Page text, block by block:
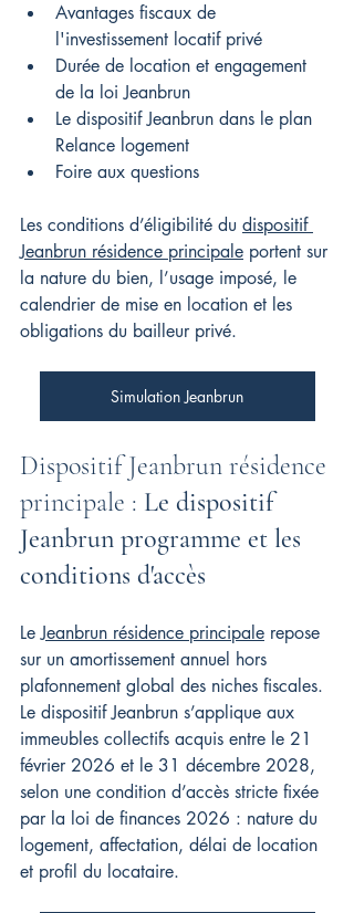
Avantages fiscaux de
l'investissement locatif privé
Durée de location et engagement
de la loi Jeanbrun
Le dispositif Jeanbrun dans le plan
Relance logement
Foire aux questions
Les conditions d’éligibilité du dispositif
Jeanbrun résidence principale portent sur
la nature du bien, l’usage imposé, le
calendrier de mise en location et les
obligations du bailleur privé.
Simulation Jeanbrun
Dispositif Jeanbrun résidence
principale : Le dispositif
Jeanbrun programme et les
conditions d'accès
Le Jeanbrun résidence principale repose
sur un amortissement annuel hors
plafonnement global des niches fiscales.
Le dispositif Jeanbrun s’applique aux
immeubles collectifs acquis entre le 21
février 2026 et le 31 décembre 2028,
selon une condition d’accès stricte fixée
par la loi de finances 2026 : nature du
logement, affectation, délai de location
et profil du locataire.